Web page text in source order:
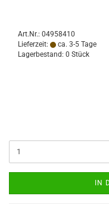
Art.Nr.: 04958410
Lieferzeit:
ca. 3-5 Tage
Lagerbestand: 0 Stück
IN